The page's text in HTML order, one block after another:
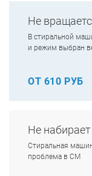
Не
В стиральной
и режим выбран
ОТ 610 РУБ
Не
Стиральная
проблема в СМ